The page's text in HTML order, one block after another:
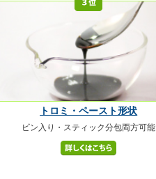
トロミ・ペースト形状
ビン入り・スティック分包両方可能